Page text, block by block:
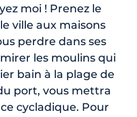
moi ! Prenez le
ville aux maisons
perdre dans ses
les moulins qui
bain à la plage de
port, vous mettra
cycladique. Pour